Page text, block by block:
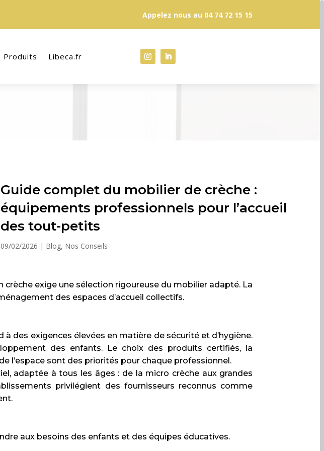
Appelez nous au 04 74 72 15 15
Produits Libeca.fr
Guide complet du mobilier de crèche :
équipements professionnels pour l’accueil
des tout-petits
09/02/2026 | Blog, Nos Conseils
exige une sélection rigoureuse du mobilier adapté. La
des espaces d’accueil collectifs.
des exigences élevées en matière de sécurité et d’hygiène.
des enfants. Le choix des produits certifiés, la
l’espace sont des priorités pour chaque professionnel.
adaptée à tous les âges : de la micro crèche aux grandes
privilégient des fournisseurs reconnus comme
aux besoins des enfants et des équipes éducatives.